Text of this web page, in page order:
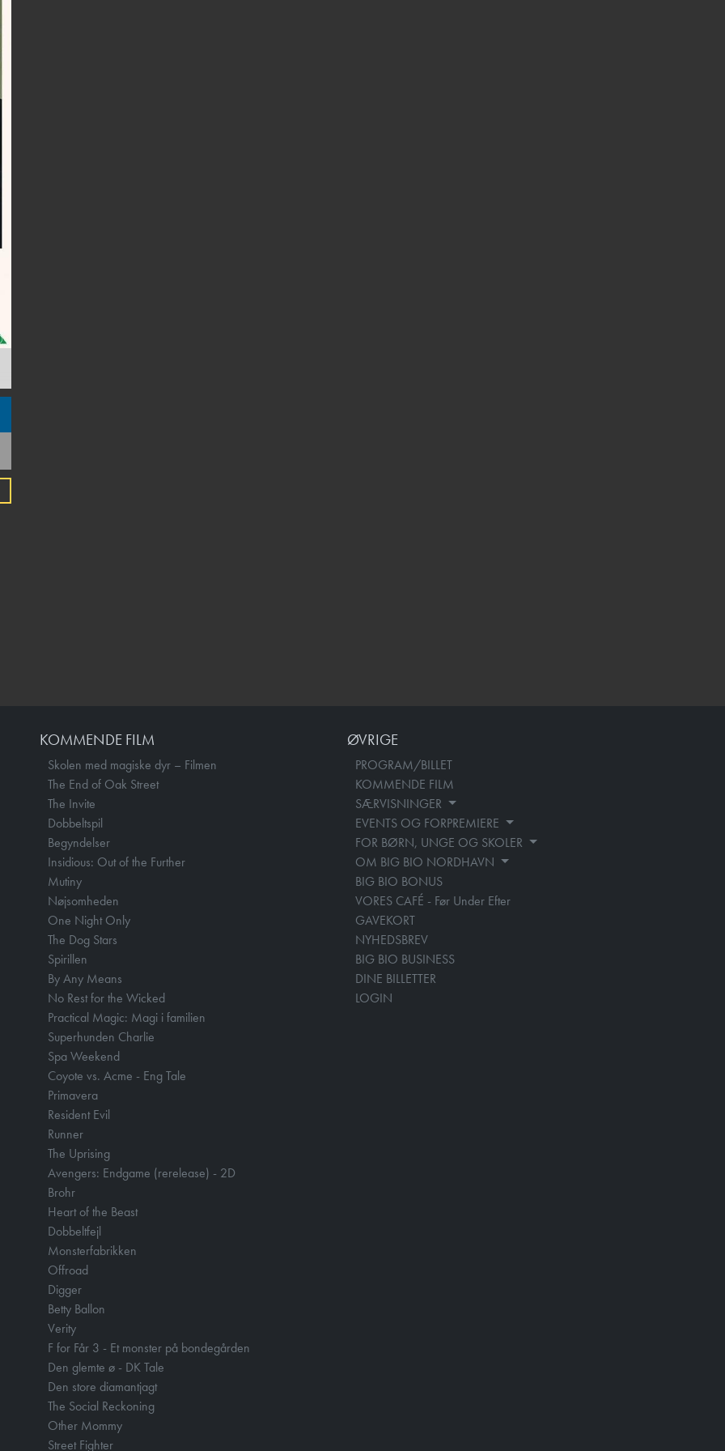
KOMMENDE FILM
Skolen med magiske dyr – Filmen
The End of Oak Street
The Invite
Dobbeltspil
Begyndelser
Insidious: Out of the Further
Mutiny
Nøjsomheden
One Night Only
The Dog Stars
Spirillen
By Any Means
No Rest for the Wicked
Practical Magic: Magi i familien
Superhunden Charlie
Spa Weekend
Coyote vs. Acme - Eng Tale
Primavera
Resident Evil
Runner
The Uprising
Avengers: Endgame (rerelease) - 2D
Brohr
Heart of the Beast
Dobbeltfejl
Monsterfabrikken
Offroad
Digger
Betty Ballon
Verity
F for Får 3 - Et monster på bondegården
Den glemte ø - DK Tale
Den store diamantjagt
The Social Reckoning
Other Mommy
Street Fighter
ØVRIGE
PROGRAM/BILLET
KOMMENDE FILM
SÆRVISNINGER
EVENTS OG FORPREMIERE
FOR BØRN, UNGE OG SKOLER
OM BIG BIO NORDHAVN
BIG BIO BONUS
VORES CAFÉ - Før Under Efter
GAVEKORT
NYHEDSBREV
BIG BIO BUSINESS
DINE BILLETTER
LOGIN